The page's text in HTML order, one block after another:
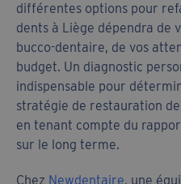
différentes options pour
dents à Liège dépendra de
bucco-dentaire, de vos
budget. Un diagnostic
indispensable pour
stratégie de restauration
en tenant compte du
sur le long terme.
Chez Newdentaire, une